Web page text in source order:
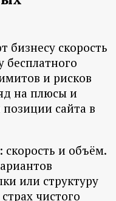
бизнесу скорость
и рисков
на плюсы и
сайта в
скорость и объём.
или структуру
чистого